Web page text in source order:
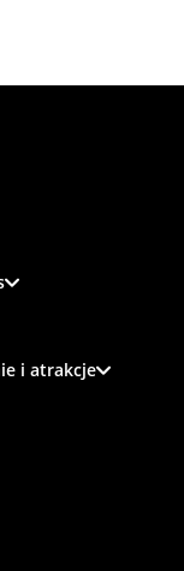
i atrakcje